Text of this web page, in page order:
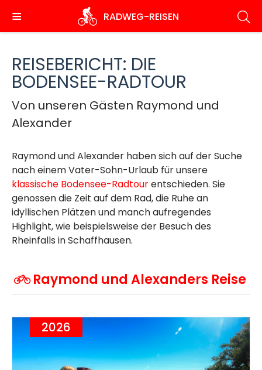
zum
Inhalt
RADWEG-REISEN
REISEBERICHT: DIE
BODENSEE-RADTOUR
Von unseren Gästen Raymond und
Alexander
Raymond und Alexander haben sich auf der Suche
nach einem Vater-Sohn-Urlaub für unsere
klassische Bodensee-Radtourentschieden. Sie
genossen die Zeit auf dem Rad, die Ruhe an
idyllischen Plätzen und manch aufregendes
Highlight, wie beispielsweise der Besuch des
Rheinfalls in Schaffhausen.
Raymond und Alexanders Reise
2026